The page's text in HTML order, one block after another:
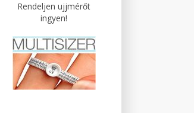
Rendeljen ujjmérőt
ingyen!